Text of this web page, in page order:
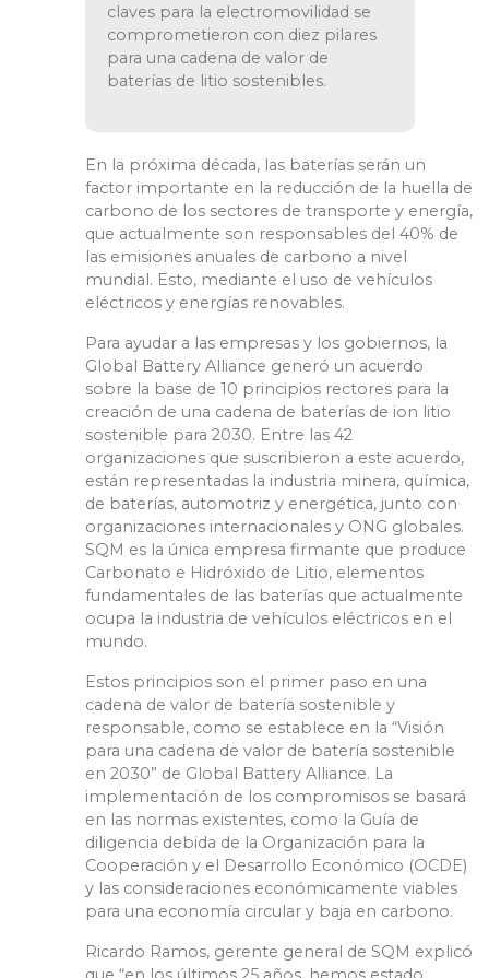
claves para la electromovilidad se
comprometieron con diez pilares
para una cadena de valor de
baterías de litio sostenibles.
En la próxima década, las baterías serán un
factor importante en la reducción de la huella de
carbono de los sectores de transporte y energía,
que actualmente son responsables del 40% de
las emisiones anuales de carbono a nivel
mundial. Esto, mediante el uso de vehículos
eléctricos y energías renovables.
Para ayudar a las empresas y los gobiernos, la
Global Battery Alliance generó un acuerdo
sobre la base de 10 principios rectores para la
creación de una cadena de baterías de ion litio
sostenible para 2030. Entre las 42
organizaciones que suscribieron a este acuerdo,
están representadas la industria minera, química,
de baterías, automotriz y energética, junto con
organizaciones internacionales y ONG globales.
SQM es la única empresa firmante que produce
Carbonato e Hidróxido de Litio, elementos
fundamentales de las baterías que actualmente
ocupa la industria de vehículos eléctricos en el
mundo.
Estos principios son el primer paso en una
cadena de valor de batería sostenible y
responsable, como se establece en la “Visión
para una cadena de valor de batería sostenible
en 2030” de Global Battery Alliance. La
implementación de los compromisos se basará
en las normas existentes, como la Guía de
diligencia debida de la Organización para la
Cooperación y el Desarrollo Económico (OCDE)
y las consideraciones económicamente viables
para una economía circular y baja en carbono.
Ricardo Ramos, gerente general de SQM explicó